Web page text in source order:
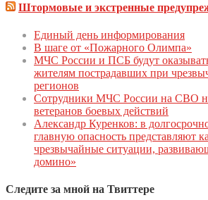
Штормовые и экстренные
Единый день инфoрмирoвания
В шаге от «Пожарного Олимпа»
МЧС России и ПСБ будут
жителям пострадавших при
регионов
Сотрудники МЧС России на СВО
ветеранов боевых действий
Александр Куренков: в
главную опасность представляют
чрезвычайные ситуации,
домино»
Следите за мной на Твиттере